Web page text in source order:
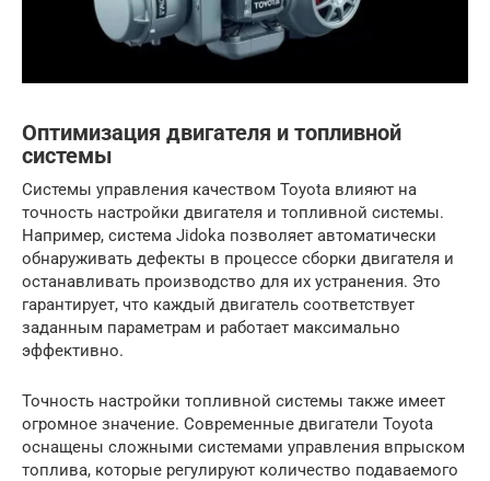
Оптимизация двигателя и топливной
системы
Системы управления качеством Toyota влияют на
точность настройки двигателя и топливной системы.
Например, система Jidoka позволяет автоматически
обнаруживать дефекты в процессе сборки двигателя и
останавливать производство для их устранения. Это
гарантирует, что каждый двигатель соответствует
заданным параметрам и работает максимально
эффективно.
Точность настройки топливной системы также имеет
огромное значение. Современные двигатели Toyota
оснащены сложными системами управления впрыском
топлива, которые регулируют количество подаваемого